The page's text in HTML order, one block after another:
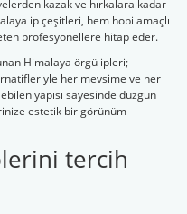
kazak ve hırkalara kadar
ip çeşitleri, hem hobi amaçlı
profesyonellere hitap eder.
Himalaya örgü ipleri;
her mevsime ve her
yapısı sayesinde düzgün
estetik bir görünüm
tercih